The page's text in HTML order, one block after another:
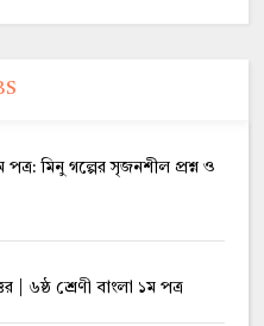
পত্র: মিনু গল্পের সৃজনশীল প্রশ্ন ও
| ৬ষ্ঠ শ্রেণী বাংলা ১ম পত্র